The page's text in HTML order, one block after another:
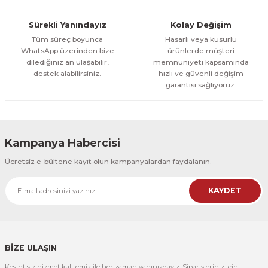
300,00 TL %25
CeSht
CeSht
Pembe Fonlu Good Things Are Coming Yazılı Tek Parça Ahşap Çerçeveli
500,00 TL
Sürekli Yanındayız
Tüm süreç boyunca
WhatsApp üzerinden bize
dilediğiniz an ulaşabilir,
destek alabilirsiniz.
Kolay Değişim
Hasarlı veya kusurlu
ürünlerde müşteri
memnuniyeti kapsamında
hızlı ve güvenli değişim
garantisi sağlıyoruz.
Kampanya Habercisi
Ücretsiz e-bültene kayıt olun kampanyalardan faydalanın.
KAYDET
BİZE ULAŞIN